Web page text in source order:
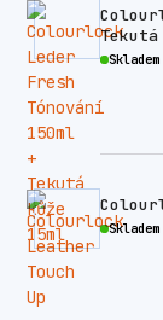
Skladem
Skladem